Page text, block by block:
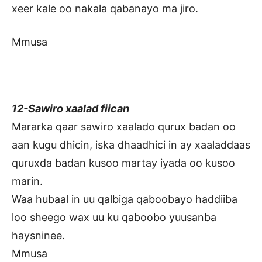
xeer kale oo nakala qabanayo ma jiro.
Mmusa
12-Sawiro xaalad fiican
Mararka qaar sawiro xaalado qurux badan oo
aan kugu dhicin, iska dhaadhici in ay xaaladdaas
quruxda badan kusoo martay iyada oo kusoo
marin.
Waa hubaal in uu qalbiga qaboobayo haddiiba
loo sheego wax uu ku qaboobo yuusanba
haysninee.
Mmusa